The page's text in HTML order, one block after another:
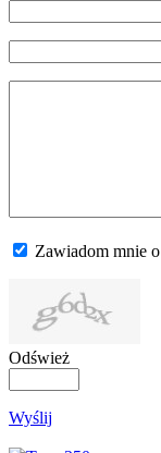
Zawiadom mnie
Odśwież
Wyślij